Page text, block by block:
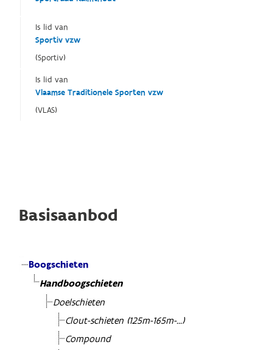
Is lid van
Sportiv vzw
(Sportiv)
Is lid van
Vlaamse Traditionele Sporten vzw
(VLAS)
Basisaanbod
Boogschieten
Handboogschieten
Doelschieten
Clout-schieten (125m-165m-...)
Compound